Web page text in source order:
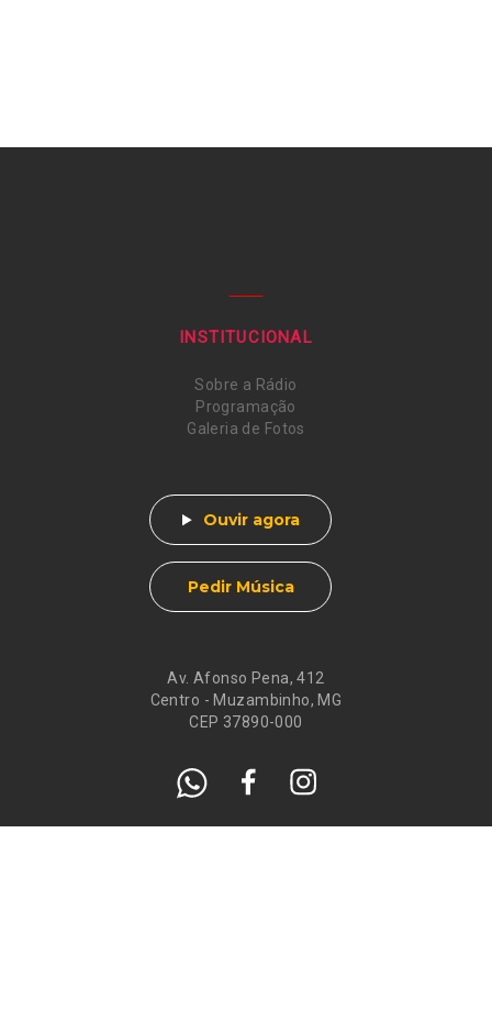
Av. Afonso Pena, 412
Centro - Muzambinho, MG
CEP 37890-000
INSTITUCIONAL
Sobre a Rádio
Programação
Galeria de Fotos
Ouvir agora
Pedir Música